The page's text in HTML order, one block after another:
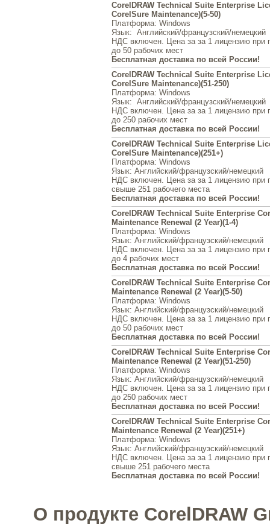
CorelDRAW Technical Suite Enterprise
CorelSure Maintenance)(5-50)
Платформа: Windows
Язык: Английский/французский/немецкий
НДС включен. Цена за за 1 лицензию при
до 50 рабочих мест
Бесплатная доставка по всей России!
CorelDRAW Technical Suite Enterprise
CorelSure Maintenance)(51-250)
Платформа: Windows
Язык: Английский/французский/немецкий
НДС включен. Цена за за 1 лицензию при
до 250 рабочих мест
Бесплатная доставка по всей России!
CorelDRAW Technical Suite Enterprise
CorelSure Maintenance)(251+)
Платформа: Windows
Язык: Английский/французский/немецкий
НДС включен. Цена за за 1 лицензию при
свыше 251 рабочего места
Бесплатная доставка по всей России!
CorelDRAW Technical Suite Enterprise
Maintenance Renewal (2 Year)(1-4)
Платформа: Windows
Язык: Английский/французский/немецкий
НДС включен. Цена за за 1 лицензию при
до 4 рабочих мест
Бесплатная доставка по всей России!
CorelDRAW Technical Suite Enterprise
Maintenance Renewal (2 Year)(5-50)
Платформа: Windows
Язык: Английский/французский/немецкий
НДС включен. Цена за за 1 лицензию при
до 50 рабочих мест
Бесплатная доставка по всей России!
CorelDRAW Technical Suite Enterprise
Maintenance Renewal (2 Year)(51-250)
Платформа: Windows
Язык: Английский/французский/немецкий
НДС включен. Цена за за 1 лицензию при
до 250 рабочих мест
Бесплатная доставка по всей России!
CorelDRAW Technical Suite Enterprise
Maintenance Renewal (2 Year)(251+)
Платформа: Windows
Язык: Английский/французский/немецкий
НДС включен. Цена за за 1 лицензию при
свыше 251 рабочего места
Бесплатная доставка по всей России!
О продукте CorelDRAW